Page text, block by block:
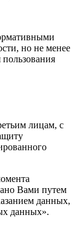
но не менее
лицам, с
Вами путем
данных,
данных».